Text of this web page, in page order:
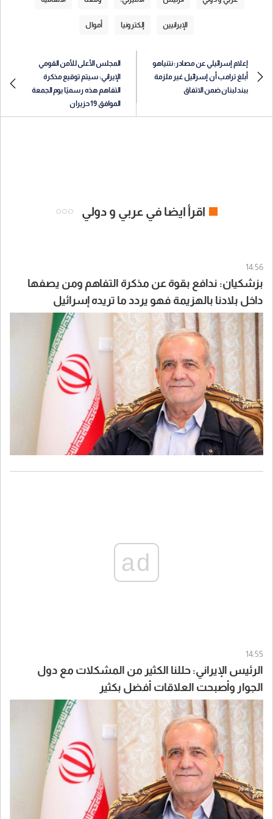
الإيرانيين إلكترونيا أموال
إعلام إسرائيلي عن مصادر: نتنياهو
أبلغ ترامب أن إسرائيل غير ملزمة
ببند لبنان ضمن الاتفاق
المجلس الأعلى للأمن القومي
الإيراني: سيتم توقيع مذكرة
التفاهم هذه رسميًا يوم الجمعة
الموافق 19 حزيران
اقرأ ايضا في عربي و دولي
14:56
بزشكيان: ندافع بقوة عن مذكرة التفاهم ومن يصفها
داخل بلادنا بالهزيمة فهو يردد ما تريده إسرائيل
ad
14:55
الرئيس الإيراني: حللنا الكثير من المشكلات مع دول
الجوار وأصبحت العلاقات أفضل بكثير